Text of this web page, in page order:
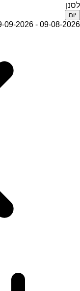
לסנן
יום
09-08-2026 - 09-09-2026